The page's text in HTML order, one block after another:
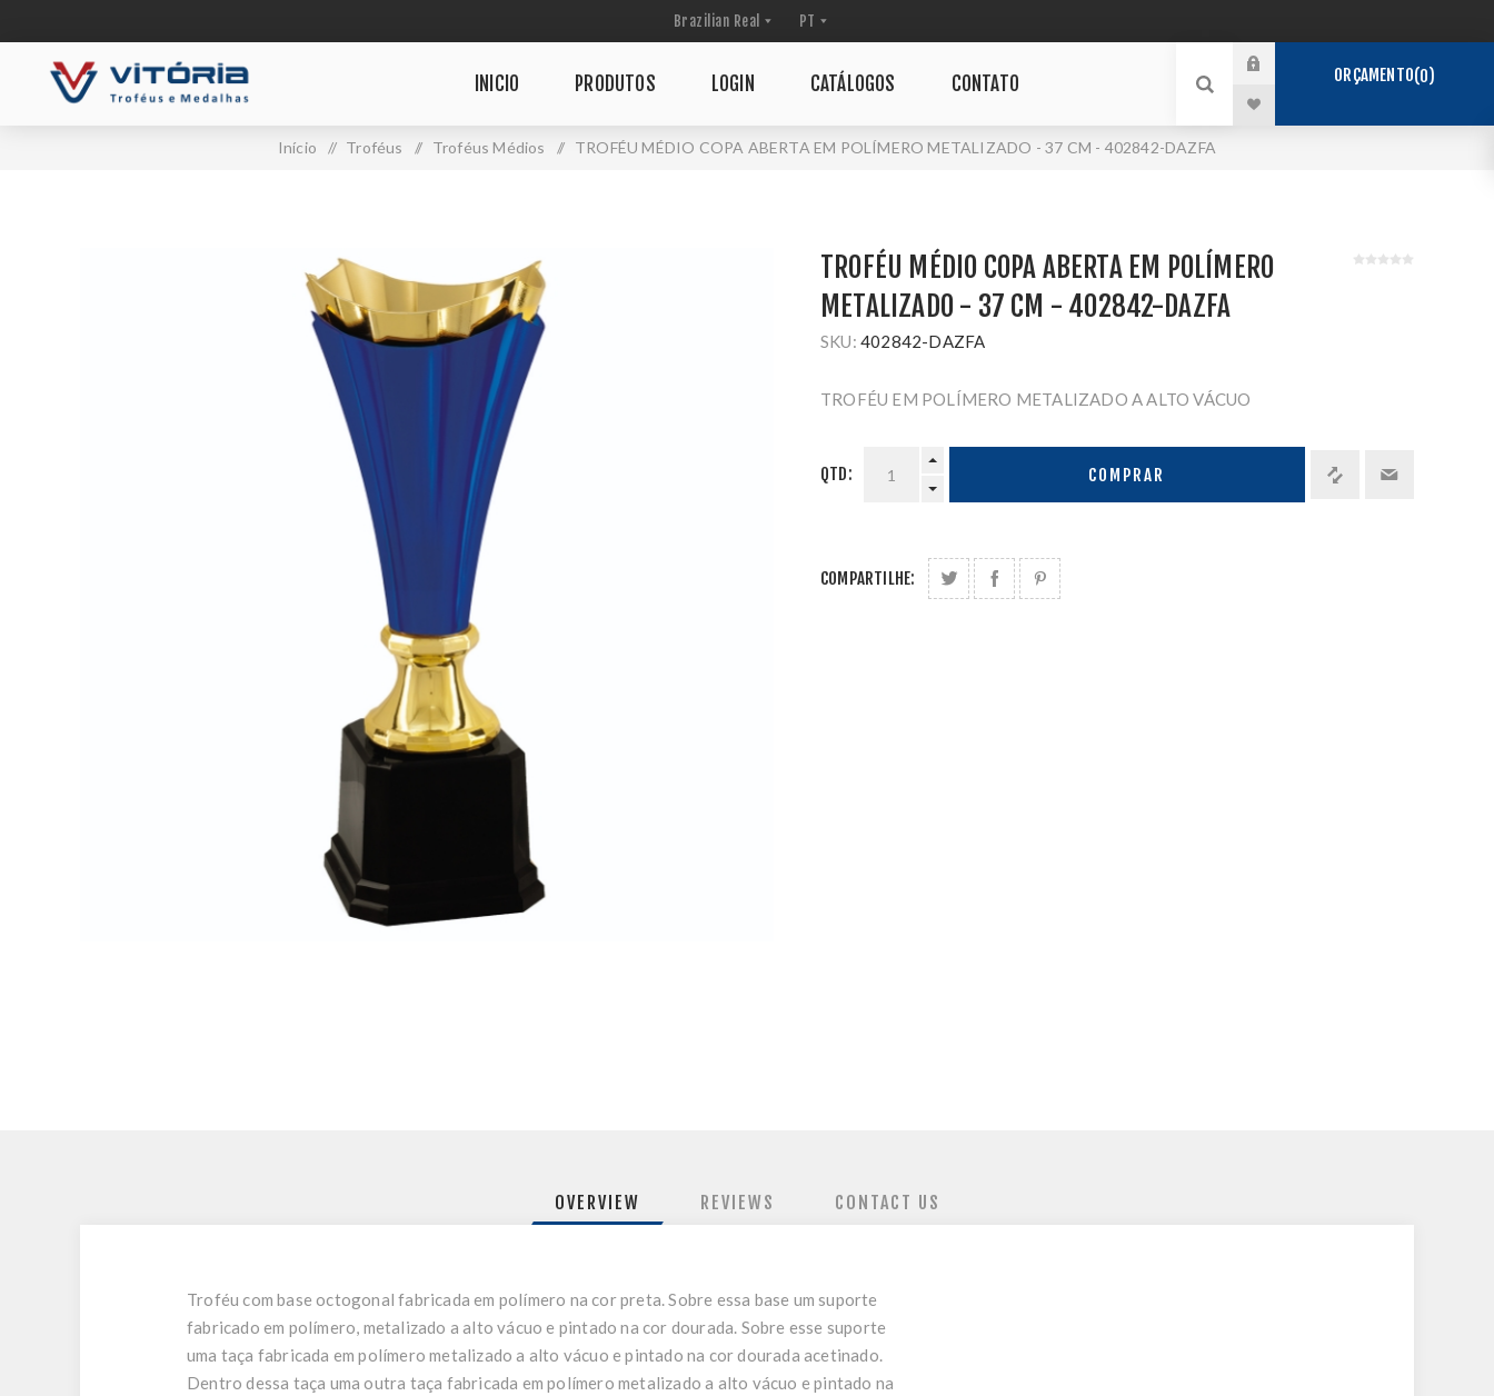
INICIO PRODUTOS LOGIN CATÁLOGOS CONTATO ORÇAMENTO 0
Início / Troféus / Troféus Médios / TROFÉU MÉDIO COPA ABERTA EM POLÍMERO METALIZADO - 37 CM - 402842-DAZFA
TROFÉU MÉDIO COPA ABERTA EM POLÍMERO
METALIZADO - 37 CM - 402842-DAZFA
SKU: 402842-DAZFA
TROFÉU EM POLÍMERO METALIZADO A ALTO VÁCUO
QTD: COMPRAR
COMPARTILHE:
OVERVIEW REVIEWS CONTACT US
Troféu com base octogonal fabricada em polímero na cor preta. Sobre essa base um suporte
fabricado em polímero, metalizado a alto vácuo e pintado na cor dourada. Sobre esse suporte
uma taça fabricada em polímero metalizado a alto vácuo e pintado na cor dourada acetinado.
Dentro dessa taça uma outra taça fabricada em polímero metalizado a alto vácuo e pintado na